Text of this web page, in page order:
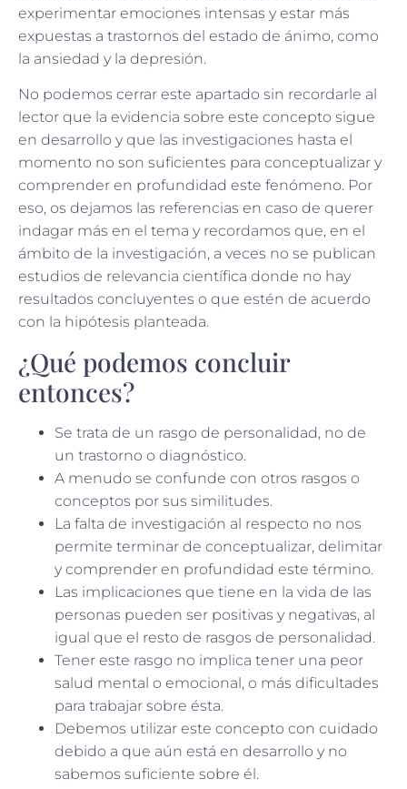
experimentar emociones intensas y estar más
expuestas a trastornos del estado de ánimo, como
la ansiedad y la depresión.
No podemos cerrar este apartado sin recordarle al
lector que la evidencia sobre este concepto sigue
en desarrollo y que las investigaciones hasta el
momento no son suficientes para conceptualizar y
comprender en profundidad este fenómeno. Por
eso, os dejamos las referencias en caso de querer
indagar más en el tema y recordamos que, en el
ámbito de la investigación, a veces no se publican
estudios de relevancia científica donde no hay
resultados concluyentes o que estén de acuerdo
con la hipótesis planteada.
¿Qué podemos concluir
entonces?
Se trata de un rasgo de personalidad, no de
un trastorno o diagnóstico.
A menudo se confunde con otros rasgos o
conceptos por sus similitudes.
La falta de investigación al respecto no nos
permite terminar de conceptualizar, delimitar
y comprender en profundidad este término.
Las implicaciones que tiene en la vida de las
personas pueden ser positivas y negativas, al
igual que el resto de rasgos de personalidad.
Tener este rasgo no implica tener una peor
salud mental o emocional, o más dificultades
para trabajar sobre ésta.
Debemos utilizar este concepto con cuidado
debido a que aún está en desarrollo y no
sabemos suficiente sobre él.